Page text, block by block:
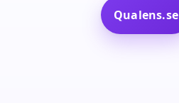
Qualens.se